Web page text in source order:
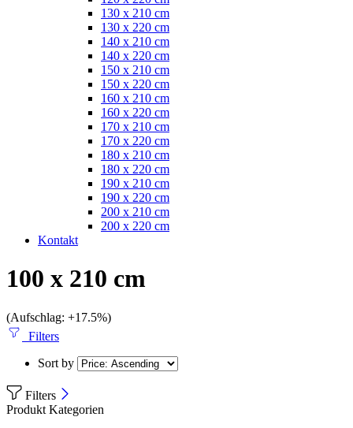
130 x 210 cm
130 x 220 cm
140 x 210 cm
140 x 220 cm
150 x 210 cm
150 x 220 cm
160 x 210 cm
160 x 220 cm
170 x 210 cm
170 x 220 cm
180 x 210 cm
180 x 220 cm
190 x 210 cm
190 x 220 cm
200 x 210 cm
200 x 220 cm
Kontakt
100 x 210 cm
(Aufschlag: +17.5%)
Filters
Sort by
Filters
Produkt Kategorien